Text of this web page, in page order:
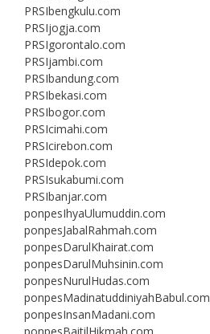
PRSIbengkulu.com
PRSIjogja.com
PRSIgorontalo.com
PRSIjambi.com
PRSIbandung.com
PRSIbekasi.com
PRSIbogor.com
PRSIcimahi.com
PRSIcirebon.com
PRSIdepok.com
PRSIsukabumi.com
PRSIbanjar.com
ponpesIhyaUlumuddin.com
ponpesJabalRahmah.com
ponpesDarulKhairat.com
ponpesDarulMuhsinin.com
ponpesNurulHudas.com
ponpesMadinatuddiniyahBabul.com
ponpesInsanMadani.com